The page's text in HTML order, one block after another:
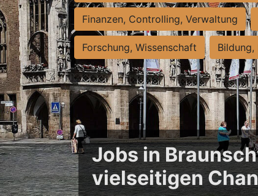
Finanzen, Controlling, Verwaltung
Forschung, Wissenschaft Bildung,
Jobs in
vielseitigen